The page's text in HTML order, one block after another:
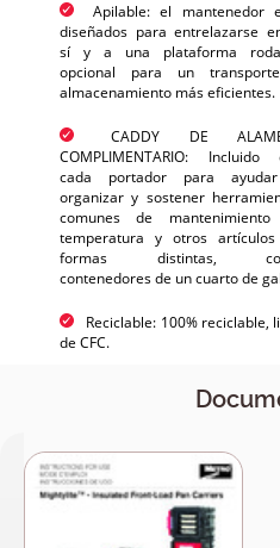
Apilable: el mantenedor
diseñados para entrelazarse
sí y a una plataforma
opcional para un
almacenamiento más eficientes.
CADDY DE
COMPLIMENTARIO: Incluido
cada portador para
organizar y sostener
comunes de
temperatura y otros
formas distintas,
contenedores de un cuarto de
Reciclable: 100% reciclable,
de CFC.